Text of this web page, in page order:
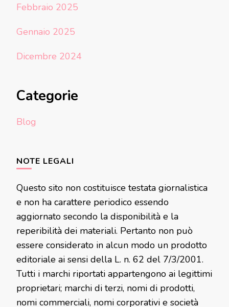
Febbraio 2025
Gennaio 2025
Dicembre 2024
Categorie
Blog
NOTE LEGALI
Questo sito non costituisce testata giornalistica
e non ha carattere periodico essendo
aggiornato secondo la disponibilità e la
reperibilità dei materiali. Pertanto non può
essere considerato in alcun modo un prodotto
editoriale ai sensi della L. n. 62 del 7/3/2001.
Tutti i marchi riportati appartengono ai legittimi
proprietari; marchi di terzi, nomi di prodotti,
nomi commerciali, nomi corporativi e società